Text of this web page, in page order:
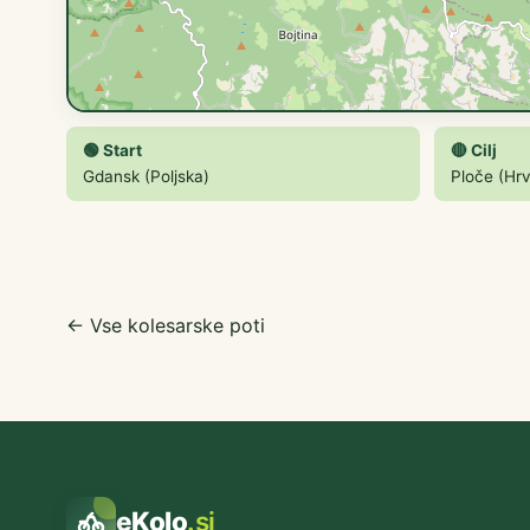
🟢 Start
Gdansk (Poljska)
🔴 Cilj
Ploče
← Vse kolesarske poti
eKolo.si